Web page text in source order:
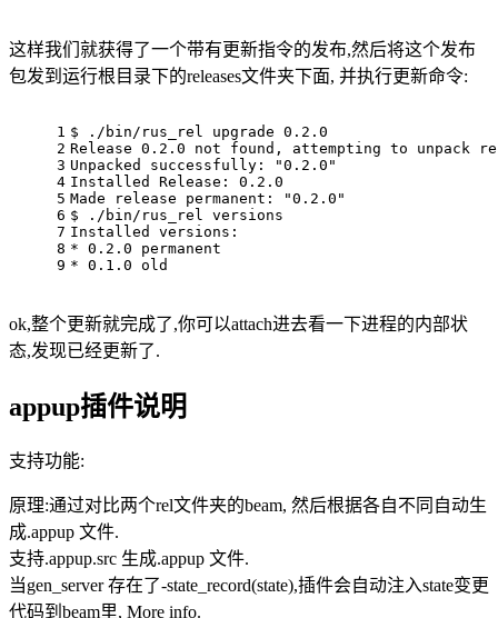
这样我们就获得了一个带有更新指令的发布,然后将这个发布
包发到运行根目录下的releases文件夹下面, 并执行更新命令:
1
2
3
4
5
6
7
8
9
$ ./bin/rus_rel upgrade 0.2.0
Release 0.2.0 not found, attempting to unpack
Unpacked successfully: "0.2.0"
Installed Release: 0.2.0
Made release permanent: "0.2.0"
$ ./bin/rus_rel versions
Installed versions:
* 0.2.0	permanent
* 0.1.0	old
ok,整个更新就完成了,你可以attach进去看一下进程的内部状
态,发现已经更新了.
appup插件说明
支持功能:
原理:通过对比两个rel文件夹的beam, 然后根据各自不同自动生
成.appup 文件.
支持.appup.src 生成.appup 文件.
当gen_server 存在了-state_record(state),插件会自动注入state变更
代码到beam里, More info.